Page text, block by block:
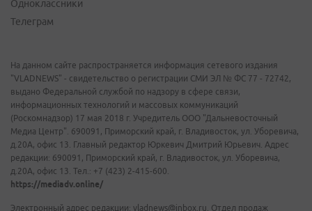
Одноклассники
Телеграм
На данном сайте распространяется информация сетевого издания
"VLADNEWS" - свидетельство о регистрации СМИ ЭЛ № ФС 77 - 72742,
выдано Федеральной службой по надзору в сфере связи,
информационных технологий и массовых коммуникаций
(Роскомнадзор) 17 мая 2018 г. Учредитель ООО "Дальневосточный
Медиа Центр". 690091, Приморский край, г. Владивосток, ул. Уборевича,
д.20А, офис 13. Главный редактор Юркевич Дмитрий Юрьевич. Адрес
редакции: 690091, Приморский край, г. Владивосток, ул. Уборевича,
д.20А, офис 13. Тел.: +7 (423) 2-415-600.
https://mediadv.online/
Электронный адрес редакции: vladnews@inbox.ru. Отдел продаж